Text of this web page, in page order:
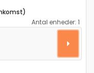
Antal enheder: 1
K-340